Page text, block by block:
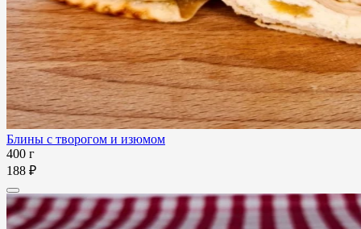
Блины с творогом и изюмом
400 г
188 ₽